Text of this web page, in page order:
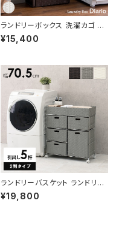
ランドリーボックス 洗濯カゴ 幅
50 奥行25 高さ80 完成品 新
生活 一人暮らし ランドリー収納
¥15,400
ランドリーバスケット ランドリー
ワゴン 洗濯カゴ キャスター付 ラ
ンドリー収納 新生活 一人暮らし
¥19,800